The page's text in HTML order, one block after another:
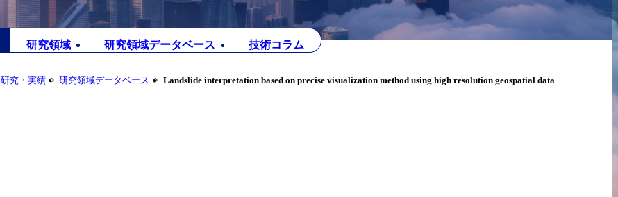
研究領域 研究領域データベース 技術コラム
研究・実績 研究領域データベース Landslide interpretation based on precise visualization method using high resolution geospatial data